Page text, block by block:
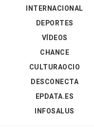
INTERNACIONAL
DEPORTES
VÍDEOS
CHANCE
CULTURAOCIO
DESCONECTA
EPDATA.ES
INFOSALUS